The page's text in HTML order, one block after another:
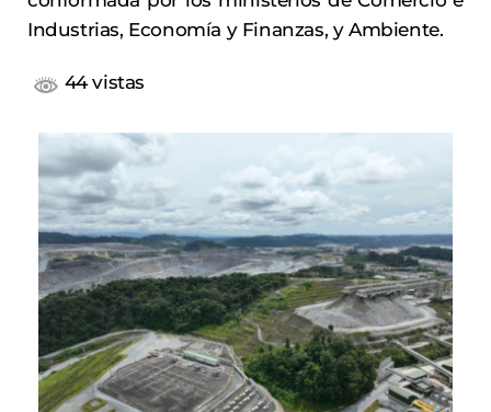
Industrias, Economía y Finanzas, y Ambiente.
44 vistas